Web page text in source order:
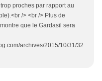
proches par rapport au
/> <br /> Plus de
que le Gardasil sera
archives/2015/10/31/32